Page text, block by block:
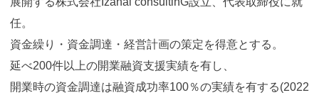
任。
資金繰り・資金調達・経営計画の策定を得意とする。
延べ200件以上の開業融資支援実績を有し、
開業時の資金調達は融資成功率100％の実績を有する(2022